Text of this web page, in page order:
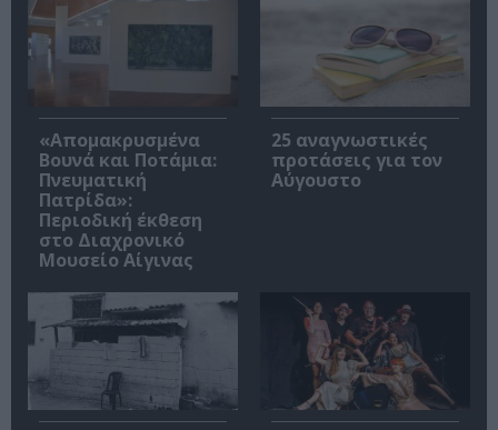
«Απομακρυσμένα
Βουνά και Ποτάμια:
Πνευματική
Πατρίδα»:
Περιοδική έκθεση
στο Διαχρονικό
Μουσείο Αίγινας
25 αναγνωστικές
προτάσεις για τον
Αύγουστο